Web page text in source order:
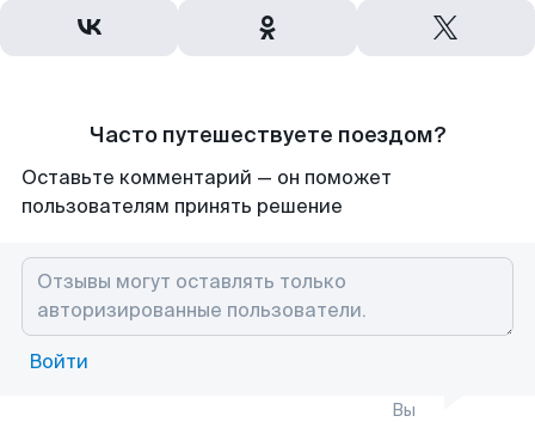
Часто путешествуете поездом?
Оставьте комментарий — он поможет
пользователям принять решение
Войти
Вы